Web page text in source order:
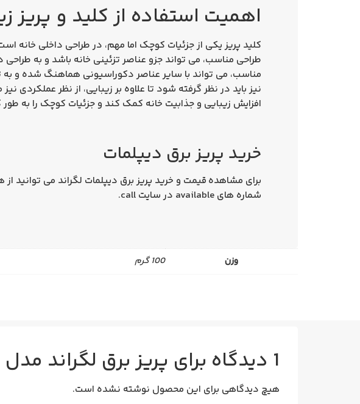
اهمیت استفاده از کلید و پریز
کلید پریز یکی از جزئیات کوچک اما مهم، در طراحی داخلی خانه
طراحی مناسب، می‌ تواند جزو عناصر تزئینی خانه باشد و به
مناسب، می‌ تواند با سایر عناصر دکوراسیونی هماهنگ شده و
نیز باید در نظر گرفته شود تا علاوه بر زیبایی، از نظر عملکردی
افزایش زیبایی و جذابیت خانه کمک کند و جزئیات کوچک را به
خرید پریز برق دیپلمات
برای مشاهده قیمت و خرید پریز برق دیپلمات لگراند
شماره های available در سایت call.
وزن 100 گرم
1 دیدگاه برای پریز برق لگراند
هیچ دیدگاهی برای این محصول نوشته نشده است.